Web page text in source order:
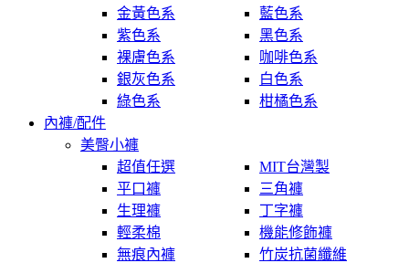
金黃色系
藍色系
紫色系
黑色系
裸膚色系
咖啡色系
銀灰色系
白色系
綠色系
柑橘色系
內褲/配件
美臀小褲
超值任選
MIT台灣製
平口褲
三角褲
生理褲
丁字褲
輕柔棉
機能修飾褲
無痕內褲
竹炭抗菌纖維